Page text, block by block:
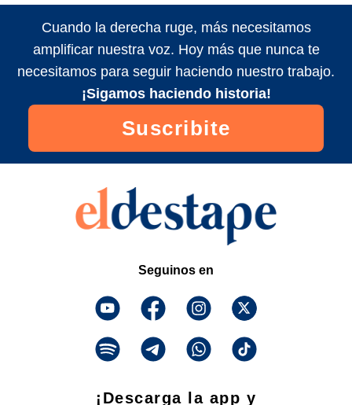
Cuando la derecha ruge, más necesitamos
amplificar nuestra voz. Hoy más que nunca te
necesitamos para seguir haciendo nuestro trabajo.
¡Sigamos haciendo historia!
Suscribite
Seguinos en
¡Descarga la app y